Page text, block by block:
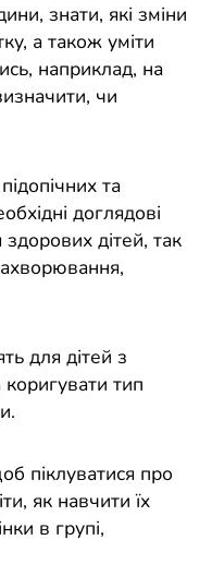
знати, які зміни
а також уміти
наприклад, на
чи
та
доглядові
дітей, так
для дітей з
коригувати тип
піклуватися про
як навчити їх
в групі,